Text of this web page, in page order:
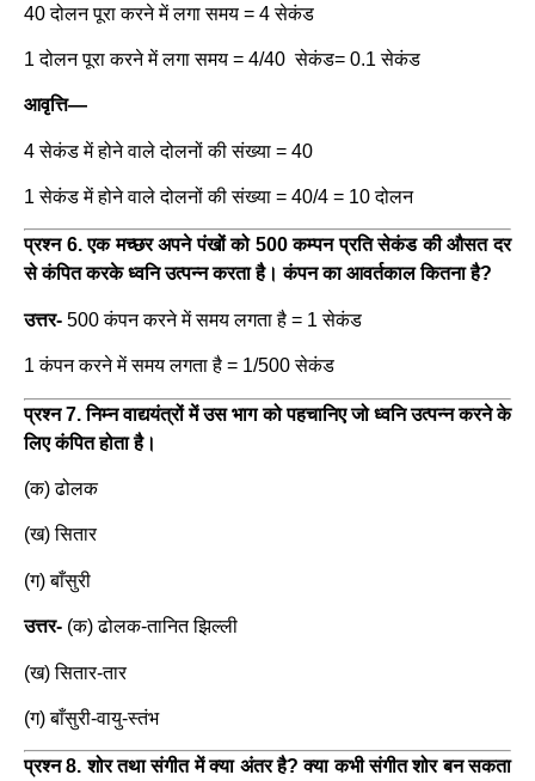
40 दोलन पूरा करने में लगा समय = 4 सेकंड
1 दोलन पूरा करने में लगा समय = 4/40 सेकंड= 0.1 सेकंड
आवृत्ति—
4 सेकंड में होने वाले दोलनों की संख्या = 40
1 सेकंड में होने वाले दोलनों की संख्या = 40/4 = 10 दोलन
प्रश्न 6. एक मच्छर अपने पंखों को 500 कम्पन प्रति सेकंड की औसत दर
से कंपित करके ध्वनि उत्पन्न करता है। कंपन का आवर्तकाल कितना है?
उत्तर- 500 कंपन करने में समय लगता है = 1 सेकंड
1 कंपन करने में समय लगता है = 1/500 सेकंड
प्रश्न 7. निम्न वाद्ययंत्रों में उस भाग को पहचानिए जो ध्वनि उत्पन्न करने के
लिए कंपित होता है।
(क) ढोलक
(ख) सितार
(ग) बाँसुरी
उत्तर- (क) ढोलक-तानित झिल्ली
(ख) सितार-तार
(ग) बाँसुरी-वायु-स्तंभ
प्रश्न 8. शोर तथा संगीत में क्या अंतर है? क्या कभी संगीत शोर बन सकता